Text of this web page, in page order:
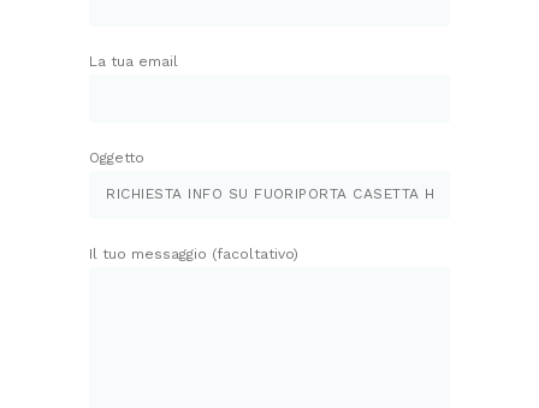
La tua email
Oggetto
Il tuo messaggio (facoltativo)